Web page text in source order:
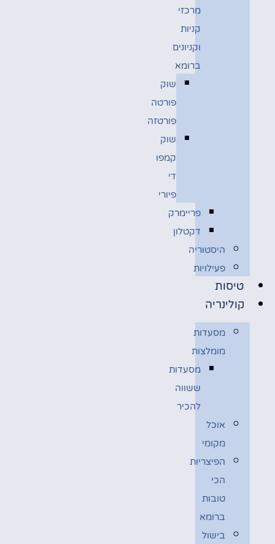
מרכזי
קניות
וקניונים
ברומא
שוק
פורטה
פורטזה
שוק
קמפו
די
פיורי
פריימרק
דקטלון
היסטוריה
פעילויות
טיסות
קולינריה
מסעדות
מומלצות
מסעדות
ששווה
להכיר
אוכל
מקומי
הפיצריות
הכי
טובות
ברומא
בישול